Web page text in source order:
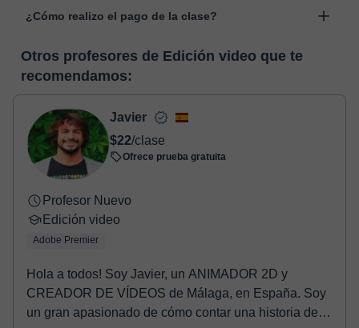
desarrollada para el ámbito formativo con muchas
pizarra virtual o el editor de textos a tiempo real. En el siguiente
enlace puedes ver una demo del aula y conocerla:Ver aula
virtual
¿Cómo realizo el pago de la clase?
horas, podrás realizar el pago mediante nuestro TPV virtual.
Tienes dos opciones para efectuar el pago:
- Tarjeta de crédito.
- Paypal.
Una vez realices el pago de la clase, recibirás un e-mail de
confirmación de la reserva.
Otros profesores de Edición video que te
recomendamos:
Javier
$22/clase
Ofrece prueba gratuita
Profesor Nuevo
Edición video
Adobe Premier
Hola a todos! Soy Javier, un ANIMADOR 2D y
CREADOR DE VÍDEOS de Málaga, en España. Soy
un gran apasionado de cómo contar una historia de